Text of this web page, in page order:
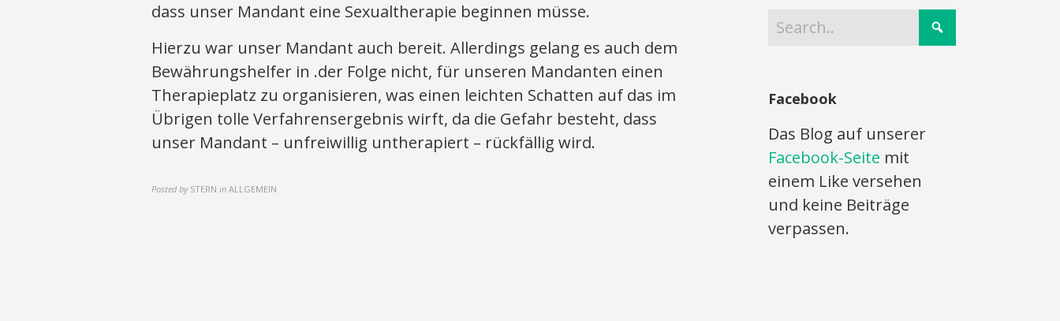
dass unser Mandant eine Sexualtherapie beginnen müsse.
Hierzu war unser Mandant auch bereit. Allerdings gelang es auch dem
Bewährungshelfer in .der Folge nicht, für unseren Mandanten einen
Therapieplatz zu organisieren, was einen leichten Schatten auf das im
Übrigen tolle Verfahrensergebnis wirft, da die Gefahr besteht, dass
unser Mandant – unfreiwillig untherapiert – rückfällig wird.
Posted by STERN in ALLGEMEIN
Facebook
Das Blog auf unserer
Facebook-Seite mit
einem Like versehen
und keine Beiträge
verpassen.